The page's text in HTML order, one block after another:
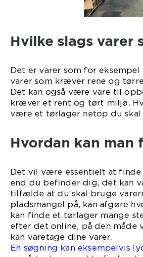
Hvilke slags varer
Det er varer som for
varer som kræver rene og
Det kan også være vare til
kræver et rent og tørt miljø.
være et tørlager netop du skal
Hvordan kan man
Det vil være essentielt at
end du befinder dig, det kan
tilfælde at du skal bruge
pladsmangel på, kan afgøre
kan finde et tørlager mange
efter det online, på den måde
kan varetage dine varer.
En søgning kan eksempelvis